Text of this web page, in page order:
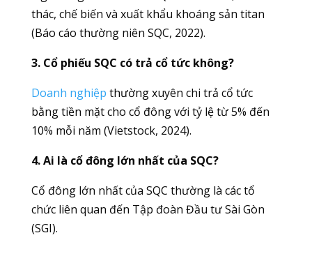
thác, chế biến và xuất khẩu khoáng sản titan
(Báo cáo thường niên SQC, 2022).
3. Cổ phiếu SQC có trả cổ tức không?
Doanh nghiệp thường xuyên chi trả cổ tức
bằng tiền mặt cho cổ đông với tỷ lệ từ 5% đến
10% mỗi năm (Vietstock, 2024).
4. Ai là cổ đông lớn nhất của SQC?
Cổ đông lớn nhất của SQC thường là các tổ
chức liên quan đến Tập đoàn Đầu tư Sài Gòn
(SGI).